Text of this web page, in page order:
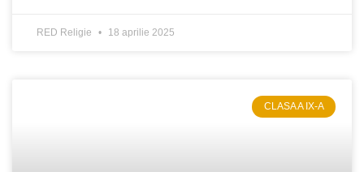
RED Religie 18 aprilie 2025
CLASA A IX-A